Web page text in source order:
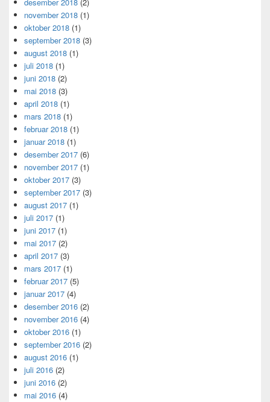
desember 2018 (2)
november 2018 (1)
oktober 2018 (1)
september 2018 (3)
august 2018 (1)
juli 2018 (1)
juni 2018 (2)
mai 2018 (3)
april 2018 (1)
mars 2018 (1)
februar 2018 (1)
januar 2018 (1)
desember 2017 (6)
november 2017 (1)
oktober 2017 (3)
september 2017 (3)
august 2017 (1)
juli 2017 (1)
juni 2017 (1)
mai 2017 (2)
april 2017 (3)
mars 2017 (1)
februar 2017 (5)
januar 2017 (4)
desember 2016 (2)
november 2016 (4)
oktober 2016 (1)
september 2016 (2)
august 2016 (1)
juli 2016 (2)
juni 2016 (2)
mai 2016 (4)